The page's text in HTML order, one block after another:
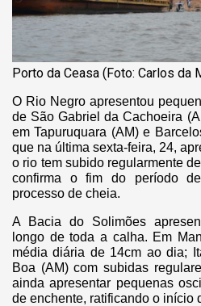
Porto da Ceasa (Foto: Carlos da
O Rio Negro apresentou
de São Gabriel da Cachoeira
em Tapuruquara (AM) e
que na última sexta-feira, 24,
o rio tem subido regularmente
confirma o fim do período
processo de cheia.
A Bacia do Solimões
longo de toda a calha. Em
média diária de 14cm ao dia;
Boa (AM) com subidas
ainda apresentar pequenas
de enchente, ratificando o início